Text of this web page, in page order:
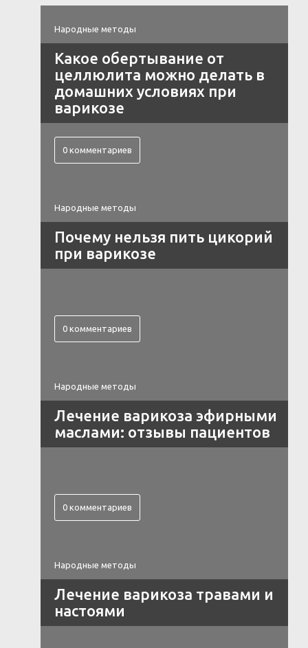
Народные методы
Какое обертывание от
целлюлита можно делать в
домашних условиях при
варикозе
0 комментариев
Народные методы
Почему нельзя пить цикорий
при варикозе
0 комментариев
Народные методы
Лечение варикоза эфирными
маслами: отзывы пациентов
0 комментариев
Народные методы
Лечение варикоза травами и
настоями